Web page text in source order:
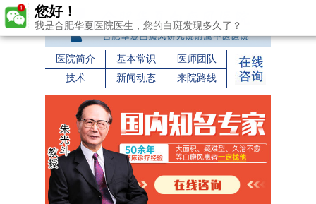
医院简介 基本常识
医师团队
技术
新闻动态 来院路线
您好！
我是合肥华夏医院医生，您的白斑发现多久了？